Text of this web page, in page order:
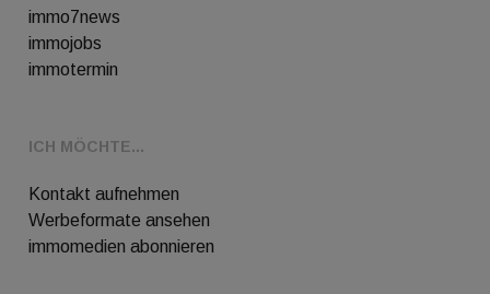
immo7news
immojobs
immotermin
ICH MÖCHTE...
Kontakt aufnehmen
Werbeformate ansehen
immomedien abonnieren